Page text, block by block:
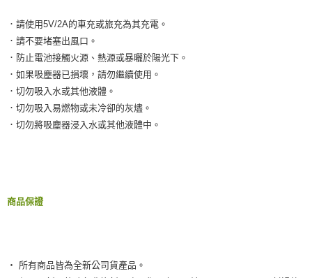
．請使用5V/2A的車充或旅充為其充電。
．請不要堵塞出風口。
．防止電池接觸火源、熱源或暴曬於陽光下。
．如果吸塵器已損壞，請勿繼續使用。
．切勿吸入水或其他液體。
．切勿吸入易燃物或未冷卻的灰燼。
．切勿將吸塵器浸入水或其他液體中。
商品保證
‧ 所有商品皆為全新公司貨產品。